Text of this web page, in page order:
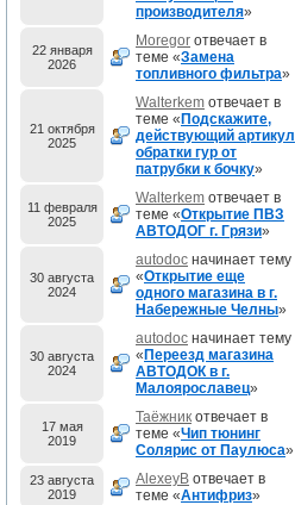
производителя»
22 января
2026
Moregor отвечает в
теме «Замена
топливного фильтра»
21 октября
2025
Walterkem отвечает в
теме « Подскажите,
действующий артикул
обратки гур от
патрубки к бочку»
11 февраля
2025
Walterkem отвечает в
теме «Открытие ПВЗ
АВТОДОГ г. Грязи»
30 августа
2024
autodoc начинает тему
«Открытие еще
одного магазина в г.
Набережные Челны»
30 августа
2024
autodoc начинает тему
« Переезд магазина
АВТОДОК в г.
Малоярославец»
17 мая
2019
Таёжник отвечает в
теме «Чип тюнинг
Солярис от Паулюса»
23 августа
2019
AlexeyB отвечает в
теме «Антифриз»